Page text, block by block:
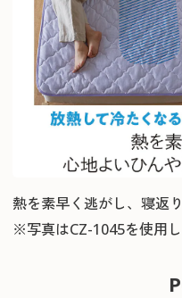
熱を素早く逃がし、寝返
※写真はCZ-1045を使用し